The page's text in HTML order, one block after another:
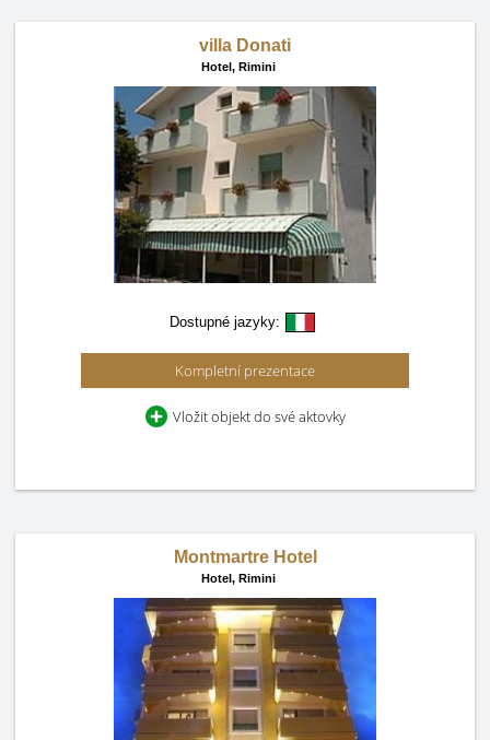
villa Donati
Hotel, Rimini
Dostupné jazyky:
Kompletní prezentace
Vložit objekt do své aktovky
Montmartre Hotel
Hotel, Rimini